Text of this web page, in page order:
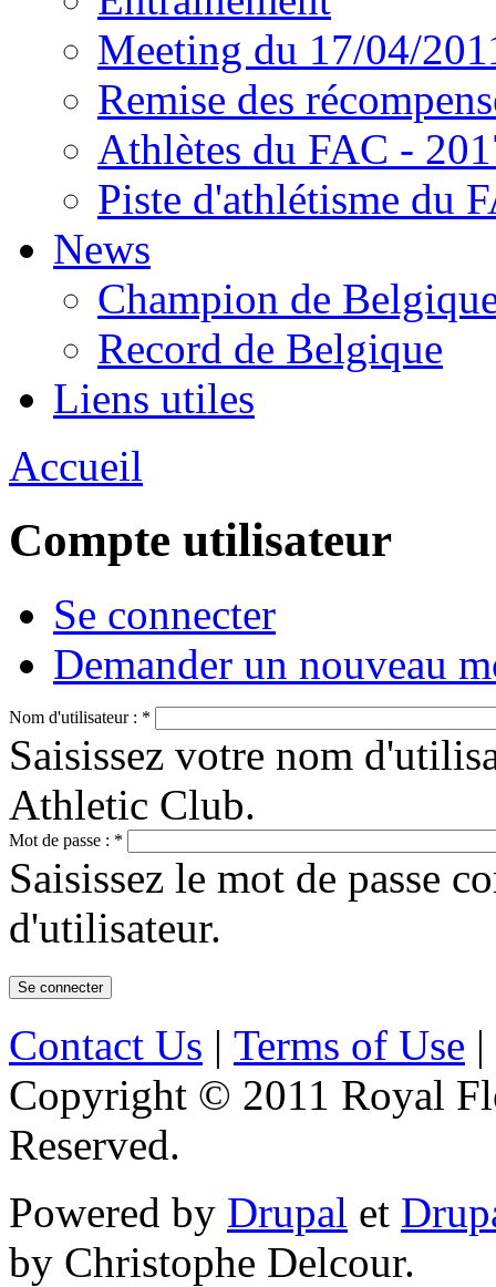
Meeting du 17/04/
Remise des
Athlètes du FAC -
Piste d'athlétisme du
News
Champion de
Record de Belgique
Liens utiles
Accueil
Compte utilisateur
Se connecter
Demander un nouveau
Nom d'utilisateur : *
Saisissez votre nom
Athletic Club.
Mot de passe : *
Saisissez le mot de passe
d'utilisateur.
Contact Us | Terms of Use |
Copyright © 2011 Royal
Reserved.
Powered by Drupal et
by Christophe Delcour.